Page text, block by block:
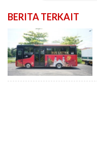
BERITA TERKAIT